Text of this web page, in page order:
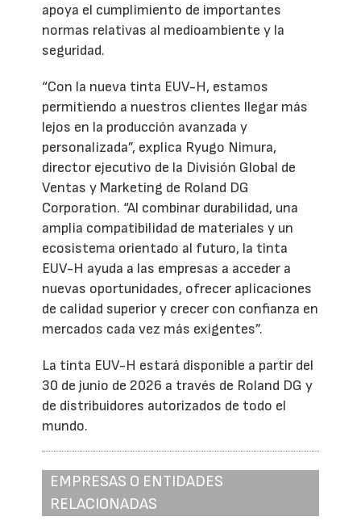
apoya el cumplimiento de importantes
normas relativas al medioambiente y la
seguridad.
“Con la nueva tinta EUV-H, estamos
permitiendo a nuestros clientes llegar más
lejos en la producción avanzada y
personalizada”, explica Ryugo Nimura,
director ejecutivo de la División Global de
Ventas y Marketing de Roland DG
Corporation. “Al combinar durabilidad, una
amplia compatibilidad de materiales y un
ecosistema orientado al futuro, la tinta
EUV-H ayuda a las empresas a acceder a
nuevas oportunidades, ofrecer aplicaciones
de calidad superior y crecer con confianza en
mercados cada vez más exigentes”.
La tinta EUV-H estará disponible a partir del
30 de junio de 2026 a través de Roland DG y
de distribuidores autorizados de todo el
mundo.
EMPRESAS O ENTIDADES
RELACIONADAS